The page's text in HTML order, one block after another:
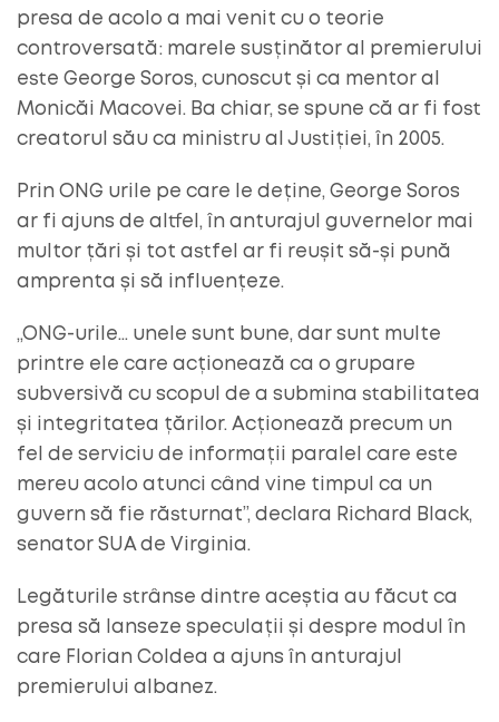
presa de acolo a mai venit cu o teorie
controversată: marele susținător al premierului
este George Soros, cunoscut și ca mentor al
Monicăi Macovei. Ba chiar, se spune că ar fi fost
creatorul său ca ministru al Justiției, în 2005.
Prin ONG urile pe care le deține, George Soros
ar fi ajuns de altfel, în anturajul guvernelor mai
multor țări și tot astfel ar fi reușit să-și pună
amprenta și să influențeze.
„ONG-urile… unele sunt bune, dar sunt multe
printre ele care acționează ca o grupare
subversivă cu scopul de a submina stabilitatea
și integritatea țărilor. Acționează precum un
fel de serviciu de informații paralel care este
mereu acolo atunci când vine timpul ca un
guvern să fie răsturnat”, declara Richard Black,
senator SUA de Virginia.
Legăturile strânse dintre aceștia au făcut ca
presa să lanseze speculații și despre modul în
care Florian Coldea a ajuns în anturajul
premierului albanez.